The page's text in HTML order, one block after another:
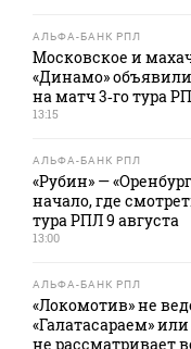
АЛЬФА-БАНК РПЛ
Московское и
«Динамо»
на матч 3‑го тура
13:15
АЛЬФА-БАНК РПЛ
«Рубин» —
начало, где
тура РПЛ 9 августа
13:00
АЛЬФА-БАНК РПЛ
«Локомотив» не
«Галатасараем»
не рассматривает